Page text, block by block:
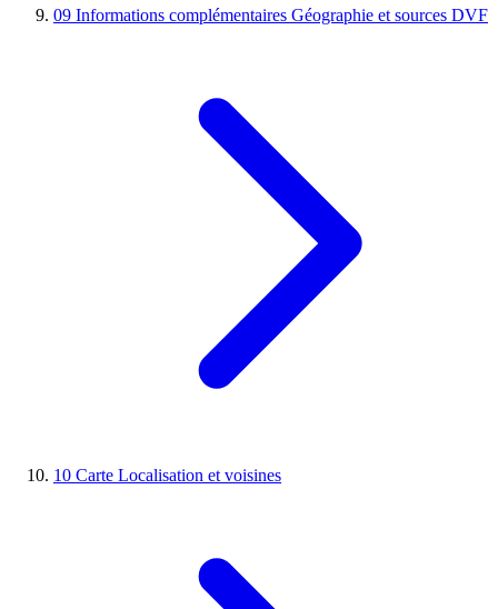
09 Informations complémentaires Géographie et sources DVF
10 Carte Localisation et voisines